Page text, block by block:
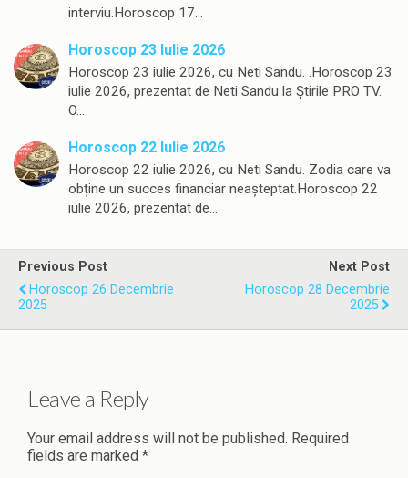
interviu.Horoscop 17…
Horoscop 23 Iulie 2026
Horoscop 23 iulie 2026, cu Neti Sandu. .Horoscop 23
iulie 2026, prezentat de Neti Sandu la Știrile PRO TV.
O…
Horoscop 22 Iulie 2026
Horoscop 22 iulie 2026, cu Neti Sandu. Zodia care va
obține un succes financiar neașteptat.Horoscop 22
iulie 2026, prezentat de…
Previous Post
Horoscop 26 Decembrie
2025
Next Post
Horoscop 28 Decembrie
2025
Leave a Reply
Your email address will not be published. Required
fields are marked *